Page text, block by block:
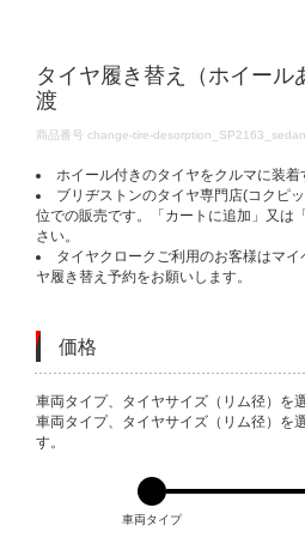
タイヤ履き替え（ホイール
渡
DETAILS
商品番号 change-tire-
ホイール付きのタイヤをクルマに装着
ブリヂストンのタイヤ専門店(コクピ
位での販売です。「カートに追加」又は
さい。
タイヤクロークご利用のお客様はマ
ヤ履き替え予約をお願いします。
価格
VARIATIONS
車両タイプ、タイヤサイズ（リム径）を
車両タイプ、タイヤサイズ（リム径）を
す。
車両タイプ